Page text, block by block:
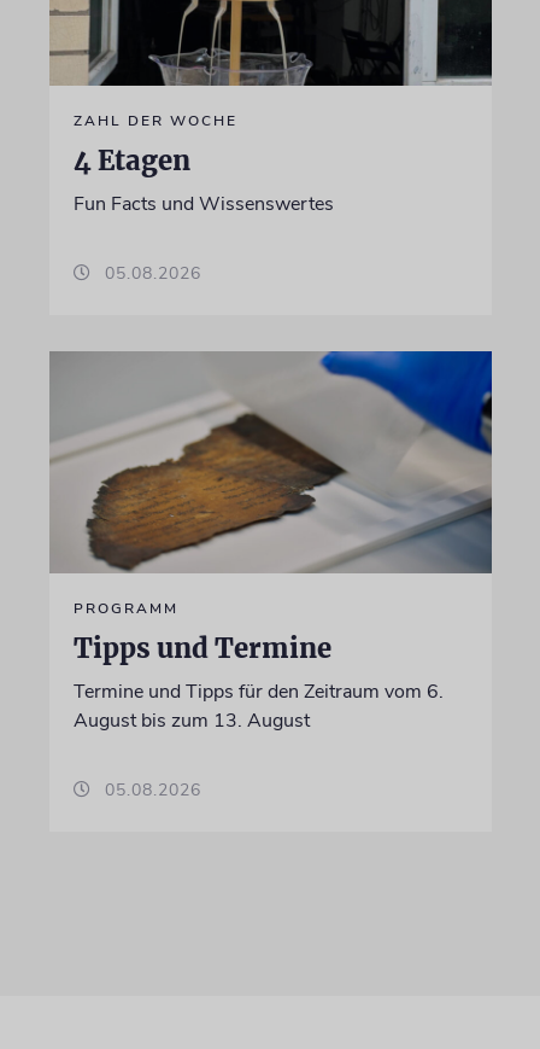
ZAHL DER WOCHE
4 Etagen
Fun Facts und Wissenswertes
05.08.2026
PROGRAMM
Tipps und Termine
Termine und Tipps für den Zeitraum vom 6.
August bis zum 13. August
05.08.2026